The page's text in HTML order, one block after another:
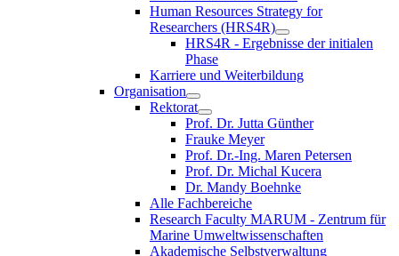
Human Resources Strategy for
Researchers (HRS4R)
HRS4R - Ergebnisse der initialen
Phase
Karriere und Weiterbildung
Organisation
Rektorat
Prof. Dr. Jutta Günther
Frauke Meyer
Prof. Dr.-Ing. Maren Petersen
Prof. Dr. Michal Kucera
Dr. Mandy Boehnke
Alle Fachbereiche
Research Faculty MARUM - Zentrum für
Marine Umweltwissenschaften
Akademische Selbstverwaltung